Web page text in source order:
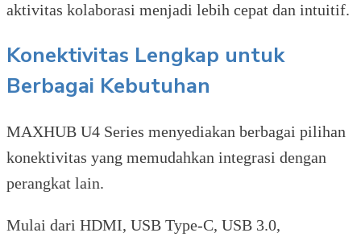
aktivitas kolaborasi menjadi lebih cepat dan intuitif.
Konektivitas Lengkap untuk
Berbagai Kebutuhan
MAXHUB U4 Series menyediakan berbagai pilihan
konektivitas yang memudahkan integrasi dengan
perangkat lain.
Mulai dari HDMI, USB Type-C, USB 3.0,